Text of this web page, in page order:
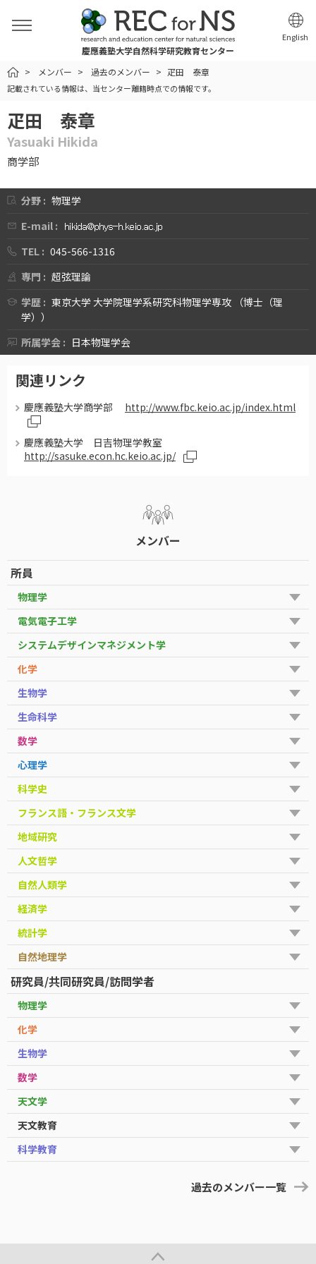
慶應義塾大学自然科学研究教育センター
English
HOMEメンバー 過去のメンバー 疋田 泰章
記載されている情報は、当センター離籍時点での情報です。
疋田 泰章
Yasuaki Hikida
商学部
分野 : 物理学
E-mail :
TEL : 045-566-1316
専門 : 超弦理論
学歴 : 東京大学 大学院理学系研究科物理学専攻 （博士（理
学））
所属学会 : 日本物理学会
関連リンク
慶應義塾大学商学部 http://www.fbc.keio.ac.jp/index.html
慶應義塾大学 日吉物理学教室
http://sasuke.econ.hc.keio.ac.jp/
メンバー
所員
物理学
電気電子工学
システムデザインマネジメント学
化学
生物学
生命科学
数学
心理学
科学史
フランス語・フランス文学
地域研究
人文哲学
自然人類学
経済学
統計学
自然地理学
研究員/共同研究員/訪問学者
物理学
化学
生物学
数学
天文学
天文教育
科学教育
過去のメンバー一覧